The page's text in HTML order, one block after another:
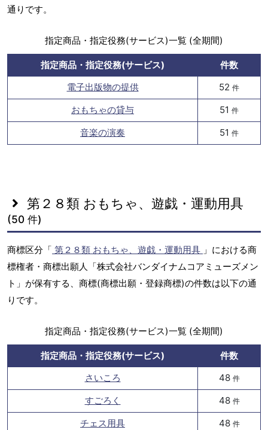
通りです。
指定商品・指定役務(サービス)一覧 (全期間)
指定商品・指定役務(サービス)
件数
電子出版物の提供
52 件
おもちゃの貸与 51 件
音楽の演奏 51 件
第２８類 おもちゃ、遊戯・運動用具
(50 件)
商標区分「 第２８類 おもちゃ、遊戯・運動用具 」における商
標権者・商標出願人「株式会社バンダイナムコアミューズメン
ト」が保有する、商標(商標出願・登録商標)の件数は以下の通
りです。
指定商品・指定役務(サービス)一覧 (全期間)
指定商品・指定役務(サービス)
件数
さいころ
48 件
すごろく 48 件
チェス用具 48 件